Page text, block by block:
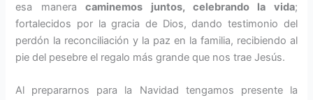
esa maneracaminemos juntos, celebrando la vida;
fortalecidos por la gracia de Dios, dando testimonio del
perdón la reconciliación y la paz en la fa­milia, recibiendo al
pie del pesebre el regalo más grande que nos trae Jesús.
Al prepararnos para la Navidad tengamos presente la